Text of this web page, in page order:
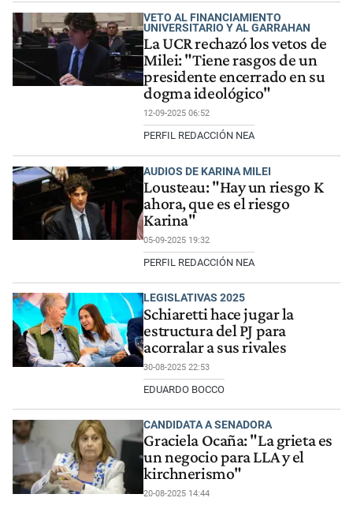
VETO AL FINANCIAMIENTO
UNIVERSITARIO Y AL GARRAHAN
La UCR rechazó los vetos de
Milei: "Tiene rasgos de un
presidente encerrado en su
dogma ideológico"
12-09-2025 06:52
PERFIL REDACCIÓN NEA
AUDIOS DE KARINA MILEI
Lousteau: "Hay un riesgo K
ahora, que es el riesgo
Karina"
05-09-2025 19:32
PERFIL REDACCIÓN NEA
LEGISLATIVAS 2025
Schiaretti hace jugar la
estructura del PJ para
acorralar a sus rivales
30-08-2025 22:53
EDUARDO BOCCO
CANDIDATA A SENADORA
Graciela Ocaña: "La grieta es
un negocio para LLA y el
kirchnerismo"
20-08-2025 14:44